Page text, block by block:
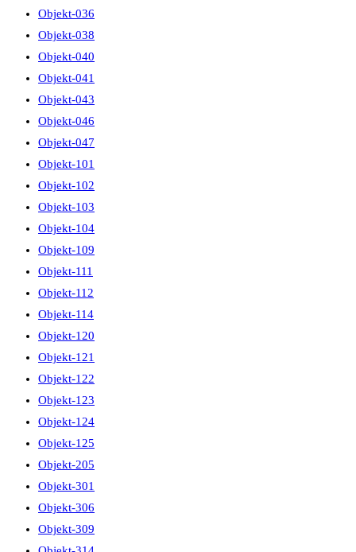
Objekt-036
Objekt-038
Objekt-040
Objekt-041
Objekt-043
Objekt-046
Objekt-047
Objekt-101
Objekt-102
Objekt-103
Objekt-104
Objekt-109
Objekt-111
Objekt-112
Objekt-114
Objekt-120
Objekt-121
Objekt-122
Objekt-123
Objekt-124
Objekt-125
Objekt-205
Objekt-301
Objekt-306
Objekt-309